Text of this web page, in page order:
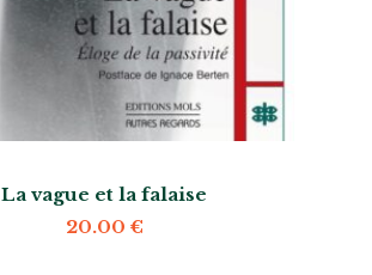
La vague et la falaise
20.00 €